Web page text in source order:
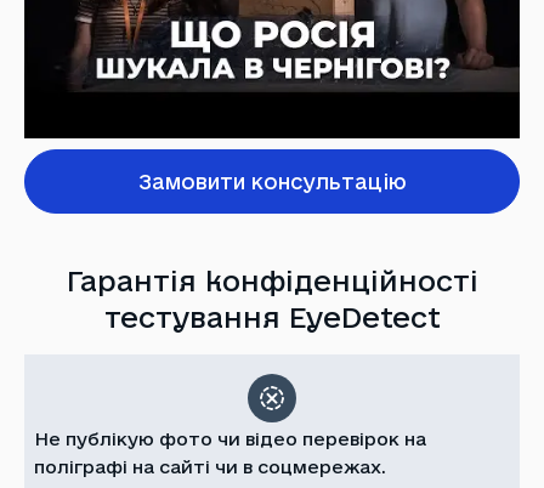
Замовити консультацію
Гарантія конфіденційності
тестування EyeDetect
Не публікую фото чи відео перевірок на
поліграфі на сайті чи в соцмережах.